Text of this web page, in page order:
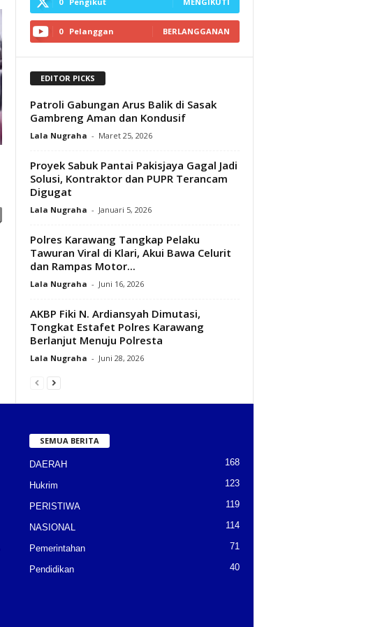
0 Pelanggan BERLANGGANAN
EDITOR PICKS
Patroli Gabungan Arus Balik di Sasak
Gambreng Aman dan Kondusif
Lala Nugraha - Maret 25, 2026
Proyek Sabuk Pantai Pakisjaya Gagal Jadi
Solusi, Kontraktor dan PUPR Terancam
Digugat‎
Lala Nugraha - Januari 5, 2026
Polres Karawang Tangkap Pelaku
Tawuran Viral di Klari, Akui Bawa Celurit
dan Rampas Motor...
Lala Nugraha - Juni 16, 2026
AKBP Fiki N. Ardiansyah Dimutasi,
Tongkat Estafet Polres Karawang
Berlanjut Menuju Polresta
Lala Nugraha - Juni 28, 2026
SEMUA BERITA
DAERAH 168
Hukrim 123
PERISTIWA 119
NASIONAL 114
Pemerintahan 71
Pendidikan 40